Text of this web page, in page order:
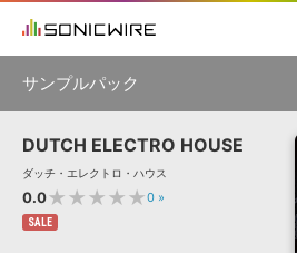
ソフト音源 »
プラグイン・エフェクト »
初音ミク NT 鏡音リン・レン V4X
KAITO V3
VOCALOID
VIENNA
EZ DRUMMER 3
ボーカ
サンプルパック
製品一覧
DUTCH ELECTRO HOUSE
ダッチ・エレクトロ・ハウス
0.0★★★★★0 »
SALE